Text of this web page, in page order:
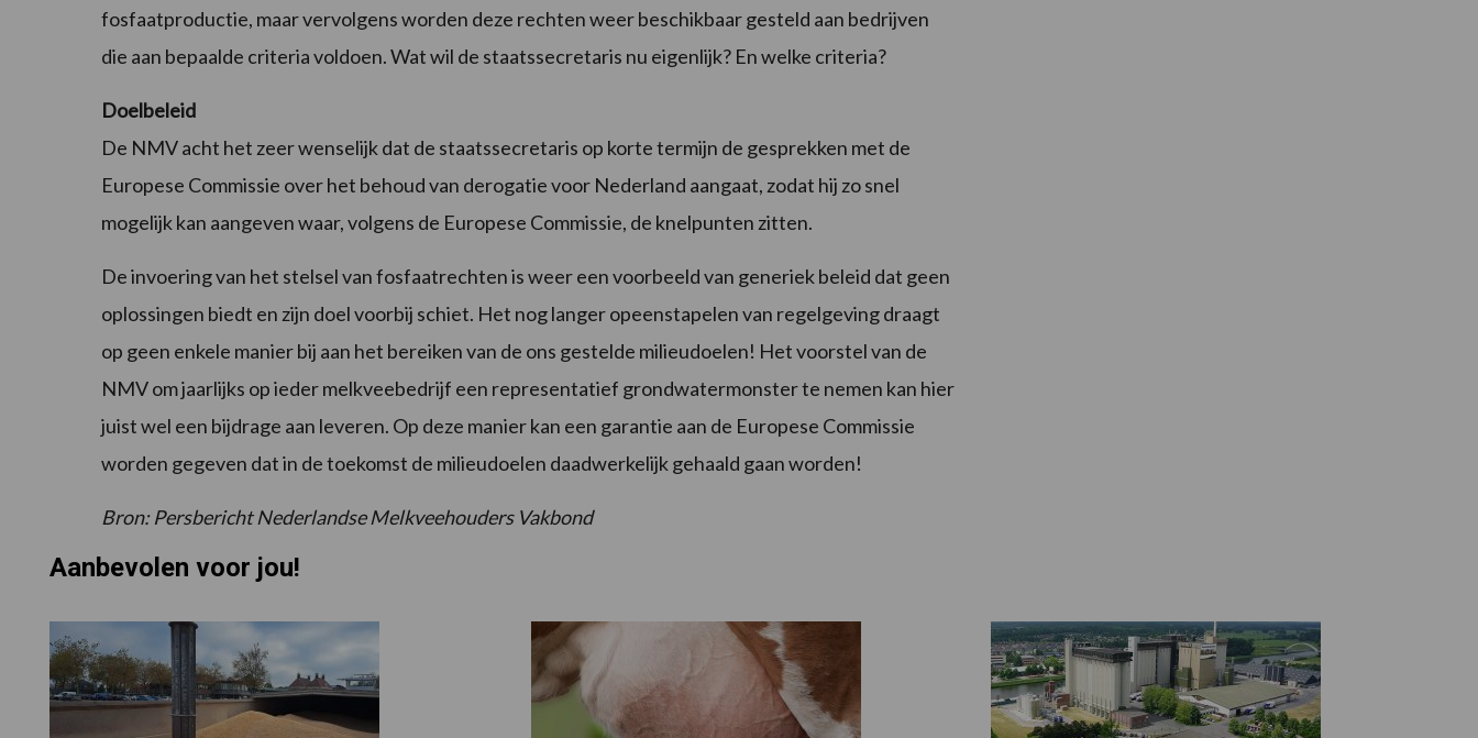
fosfaatproductie, maar vervolgens worden deze rechten weer beschikbaar gesteld aan bedrijven
die aan bepaalde criteria voldoen. Wat wil de staatssecretaris nu eigenlijk? En welke criteria?
Doelbeleid
De NMV acht het zeer wenselijk dat de staatssecretaris op korte termijn de gesprekken met de
Europese Commissie over het behoud van derogatie voor Nederland aangaat, zodat hij zo snel
mogelijk kan aangeven waar, volgens de Europese Commissie, de knelpunten zitten.
De invoering van het stelsel van fosfaatrechten is weer een voorbeeld van generiek beleid dat geen
oplossingen biedt en zijn doel voorbij schiet. Het nog langer opeenstapelen van regelgeving draagt
op geen enkele manier bij aan het bereiken van de ons gestelde milieudoelen! Het voorstel van de
NMV om jaarlijks op ieder melkveebedrijf een representatief grondwatermonster te nemen kan hier
juist wel een bijdrage aan leveren. Op deze manier kan een garantie aan de Europese Commissie
worden gegeven dat in de toekomst de milieudoelen daadwerkelijk gehaald gaan worden!
Bron: Persbericht Nederlandse Melkveehouders Vakbond
Aanbevolen voor jou!